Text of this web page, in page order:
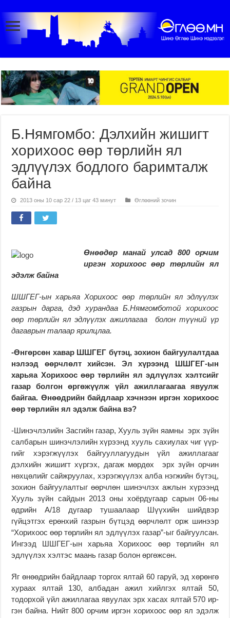
Б.Нямгомбо: Дэлхийн жишигт
хорихоос өөр төрлийн ял
эдлүүлэх бодлого баримталж
байна
2013 оны 10 сар 22 / 13 цаг 43 минут Өглөөний зочин
Өнөөдөр манай улсад 800 орчим
иргэн хорихоос өөр төрлийн ял
эдэлж байна
ШШГЕГ-ын харьяа Хорихоос өөр төрлийн ял эдлүүлэх
газрын дарга, дэд хурандаа Б.Нямгомботой хорихоос
өөр төрлийн ял эдлүүлэх ажиллагаа болон түүний үр
дагаврынталаар ярилцлаа.
-Өнгөрсөн хавар ШШ­Г­ЕГ бүтэц, зохион бай­­гуу­­лалт­даа
нэлээд өөрч­лөлт хийсэн. Эл хүрээнд ШШГЕГ-ын
харьяа Хори­хоос өөр төрлийн ял эд­лүү­лэх хэлтсийг
газар болгон өргөжүүлж үйл ажил­ла­гаа­гаа явуулж
байгаа. Өнөөд­­рийн байд­лаар хэч­нээн ир­гэн хо­рихоос
өөр төр­лийн ял эдэлж байна вэ?
-Шинэчлэлийн Зас­гийн газар, Хууль зүйн яамны эрх зүйн
сал­барын ши­нэчлэлийн хү­рээнд хууль сахиулах чиг үүр­­­
гийг хэрэгжүүлэх бай­­­гуул­лагуудын үйл ажил­­­­лагааг
дэлхийн жи­­­шигт хүр­­гэх, дагаж мөр­­дөх эрх зүйн ор­чин
нөх­­­цөлийг сайжруулах, хэрэгжүүлэх алба нэг­жийн бүтэц,
зохион бай­­гуулалтыг өөрчлөн ши­­нэч­­лэх ажлын хүрээнд
Хууль зүйн сайдын 2013 оны хоёрдугаар сарын 06-ны
өдрийн А/18 дугаар тушаалаар Шүүхийн шийд­вэр
гүйцэтгэх ерөнхий газ­­рын бүтцэд өөрчлөлт орж шинээр
“Хорихоос өөр төрлийн ял эдлүүлэх газар”-ыг байгуулсан.
Ин­гээд ШШГЕГ-ын харьяа Хорихоос өөр төрлийн ял
эдлүүлэх хэлтэс маань газар болон өргөжсөн.
Яг өнөөдрийн байдлаар торгох ялтай 60 гаруй, эд хөрөнгө
хураах ялтай 130, албадан ажил хийлгэх ялтай 50,
тодорхой үйл ажиллагаа явуулах эрх хасах ялтай 570 ир­
гэн байна. Нийт 800 орчим ир­гэн хорихоос өөр ял эдэлж